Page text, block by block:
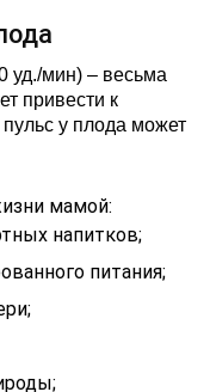
уд./мин) – весьма
привести к
у плода может
мамой:
напитков;
питания;